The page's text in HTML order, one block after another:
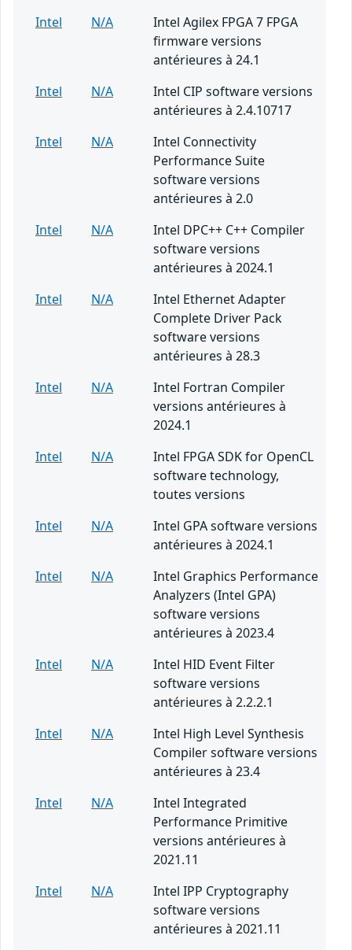
Intel
N/A
Intel Agilex FPGA 7 FPGA
firmware versions
antérieures à 24.1
Intel
N/A
Intel CIP software versions
antérieures à 2.4.10717
Intel
N/A
Intel Connectivity
Performance Suite
software versions
antérieures à 2.0
Intel
N/A
Intel DPC++ C++ Compiler
software versions
antérieures à 2024.1
Intel
N/A
Intel Ethernet Adapter
Complete Driver Pack
software versions
antérieures à 28.3
Intel
N/A
Intel Fortran Compiler
versions antérieures à
2024.1
Intel
N/A
Intel FPGA SDK for OpenCL
software technology,
toutes versions
Intel
N/A
Intel GPA software versions
antérieures à 2024.1
Intel
N/A
Intel Graphics Performance
Analyzers (Intel GPA)
software versions
antérieures à 2023.4
Intel
N/A
Intel HID Event Filter
software versions
antérieures à 2.2.2.1
Intel
N/A
Intel High Level Synthesis
Compiler software versions
antérieures à 23.4
Intel
N/A
Intel Integrated
Performance Primitive
versions antérieures à
2021.11
Intel
N/A
Intel IPP Cryptography
software versions
antérieures à 2021.11